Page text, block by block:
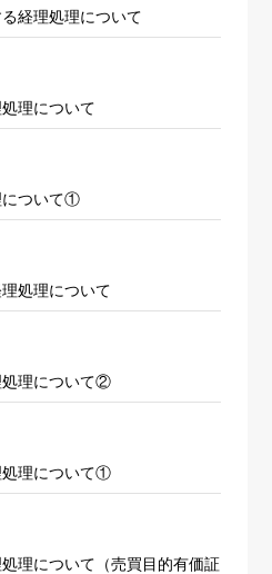
経理処理について
理について
について①
処理について
処理について②
処理について①
理について（売買目的有価証